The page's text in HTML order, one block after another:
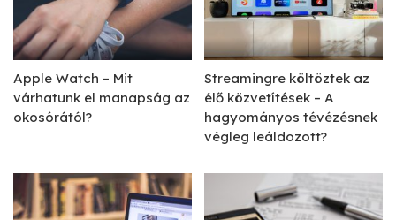
Apple Watch – Mit
várhatunk el manapság az
okosórától?
Streamingre költöztek az
élő közvetítések – A
hagyományos tévézésnek
végleg leáldozott?